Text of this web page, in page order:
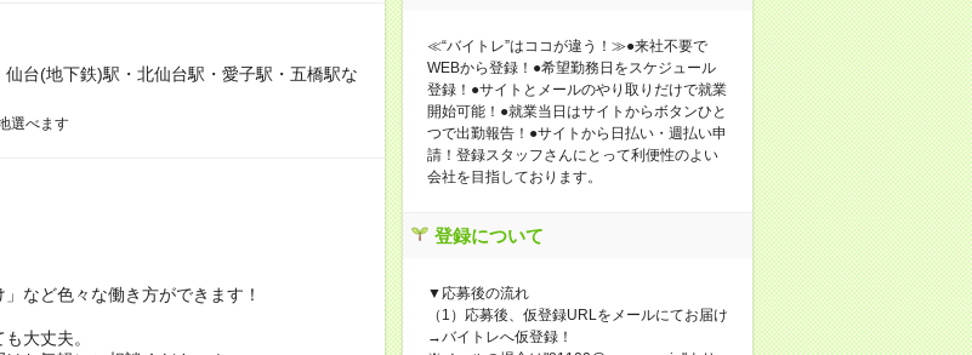
仙台(地下鉄)駅・北仙台駅・愛子駅・五橋駅な
選べます
など色々な働き方ができます！
大丈夫。
≪“バイトレ”はココが違う！≫●来社不要で
WEBから登録！●希望勤務日をスケジュール
登録！●サイトとメールのやり取りだけで就業
開始可能！●就業当日はサイトからボタンひと
つで出勤報告！●サイトから日払い・週払い申
請！登録スタッフさんにとって利便性のよい
会社を目指しております。
登録について
▼応募後の流れ
（1）応募後、仮登録URLをメールにてお届け
→バイトレへ仮登録！